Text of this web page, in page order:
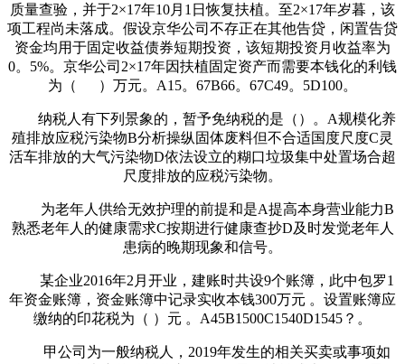
质量查验，并于2×17年10月1日恢复扶植。至2×17年岁暮，该
项工程尚未落成。假设京华公司不存正在其他告贷，闲置告贷
资金均用于固定收益债券短期投资，该短期投资月收益率为
0。5%。京华公司2×17年因扶植固定资产而需要本钱化的利钱
为（ ）万元。A15。67B66。67C49。5D100。
纳税人有下列景象的，暂予免纳税的是（）。A规模化养
殖排放应税污染物B分析操纵固体废料但不合适国度尺度C灵
活车排放的大气污染物D依法设立的糊口垃圾集中处置场合超
尺度排放的应税污染物。
为老年人供给无效护理的前提和是A提高本身营业能力B
熟悉老年人的健康需求C按期进行健康查抄D及时发觉老年人
患病的晚期现象和信号。
某企业2016年2月开业，建账时共设9个账簿，此中包罗1
年资金账簿，资金账簿中记录实收本钱300万元 。设置账簿应
缴纳的印花税为（ ）元 。A45B1500C1540D1545？。
甲公司为一般纳税人，2019年发生的相关买卖或事项如